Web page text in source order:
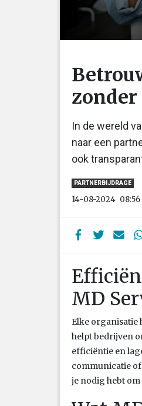
zonder
In de wereld
naar een
ook
PARTNERBIJDRAGE
14-08-2024 08:56
MD
Elke organisatie
helpt bedrijven
efficiëntie en
communicatie
je nodig hebt